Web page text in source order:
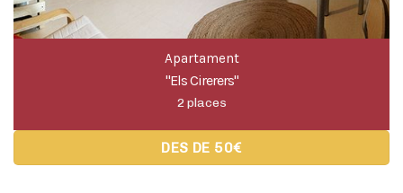
Apartament
"Els Cirerers"
2 places
DES DE 50€